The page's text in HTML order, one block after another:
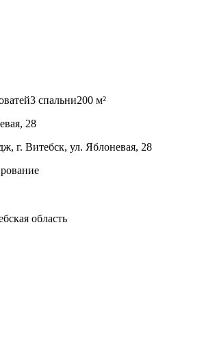
3 спальни200 м²
28
г. Витебск, ул. Яблоневая, 28
область